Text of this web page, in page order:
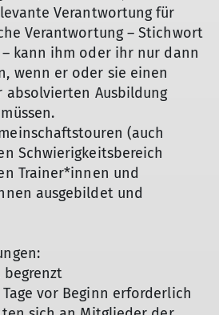
Verantwortung für
Verantwortung – Stichwort
– kann ihm oder ihr nur dann
wenn er oder sie einen
absolvierten Ausbildung
(auch
Schwierigkeitsbereich
Trainer*innen und
ausgebildet und
begrenzt
vor Beginn erforderlich
Sektion Altdorf